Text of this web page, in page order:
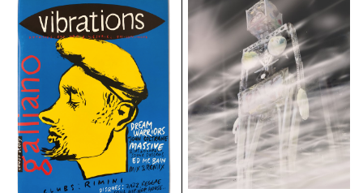
photographe Charles Negre ,
ils·elles ont exploré le potentiel
des objets du quotidien pour
créer des natures mortes
mystérieuses et ludiques.
de la marque, mêlant
photographie documentaire et
mises en scène, réalité et
fiction, sous la direction
artistique du photographe
français Philippe Jarrigeon.
Dans le cadre de Paris Photo
2025, le travail des étudiants a
été présenté dans la boutique
Moncler des Champs-Élysées